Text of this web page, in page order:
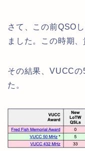
さて、この前QSO
ました。この時期
その結果、VUCC
た。